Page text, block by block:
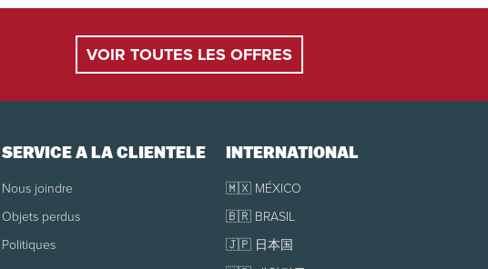
VOIR TOUTES LES OFFRES
SERVICE À LA CLIENTÈLE
Nous joindre
Objets perdus
Politiques
INTERNATIONAL
🇲🇽 MÉXICO
🇧🇷 BRASIL
🇯🇵 日本国